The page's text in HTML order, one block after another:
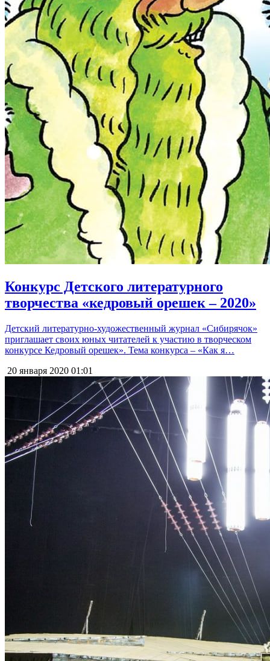
Конкурс Детского литературного
творчества «кедровый орешек – 2020»
Детский литературно-художественный журнал «Сибирячок»
приглашает своих юных читателей к участию в творческом
конкурсе Кедровый орешек». Тема конкурса – «Как я…
20 января 2020 01:01